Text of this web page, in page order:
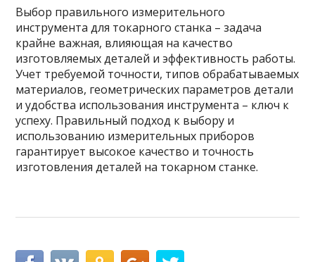
Выбор правильного измерительного
инструмента для токарного станка – задача
крайне важная, влияющая на качество
изготовляемых деталей и эффективность работы.
Учет требуемой точности, типов обрабатываемых
материалов, геометрических параметров детали
и удобства использования инструмента – ключ к
успеху. Правильный подход к выбору и
использованию измерительных приборов
гарантирует высокое качество и точность
изготовления деталей на токарном станке.